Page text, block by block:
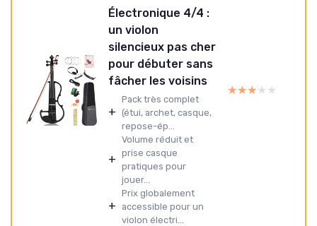
Électronique 4/4 :
un violon
silencieux pas cher
pour débuter sans
fâcher les voisins
+
Pack très complet
(étui, archet, casque,
repose-ép...
+
Volume réduit et
prise casque
pratiques pour
jouer...
+
Prix globalement
accessible pour un
violon électri...
★★★★★
★★★★★